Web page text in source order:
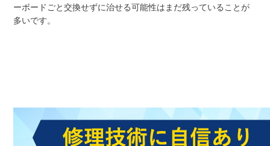
ーボードごと交換せずに治せる可能性はまだ残っていることが
多いです。